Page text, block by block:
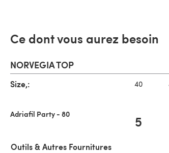
Ce dont vous aurez besoin
NORVEGIA TOP
Size,: 40
Adriafil Party - 80 5
Outils & Autres Fournitures